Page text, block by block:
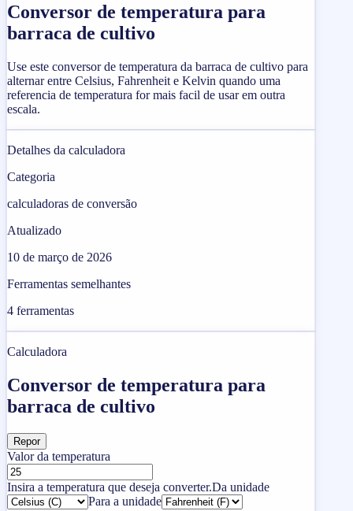
Conversor de temperatura para
barraca de cultivo
Use este conversor de temperatura da barraca de cultivo para
alternar entre Celsius, Fahrenheit e Kelvin quando uma
referencia de temperatura for mais facil de usar em outra
escala.
Detalhes da calculadora
Categoria
calculadoras de conversão
Atualizado
10 de março de 2026
Ferramentas semelhantes
4 ferramentas
Calculadora
Conversor de temperatura para
barraca de cultivo
Repor
Valor da temperatura
Insira a temperatura que deseja converter.Da unidade
Para a unidade